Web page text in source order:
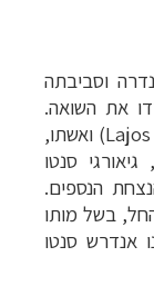
בשנת 1944 מסנטאנדרה וסביבתה
שרדו את השואה.
) ואשתו,
גיאורגי סנטו
הנספים.
בשל מותו
אותו בנו אנדרש סנטו